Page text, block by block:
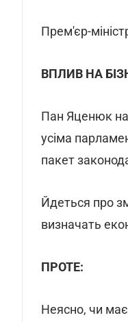
Прем'єр-
ВПЛИВ НА
Пан Яценюк на
усіма
пакет
Йдеться про
визначать
ПРОТЕ:
Неясно, чи